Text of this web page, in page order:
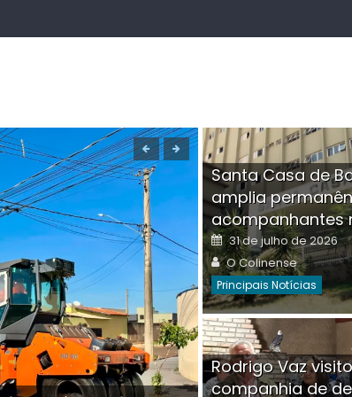
Boutique na
invadida por
Posted
30 de julho de 2026
Santa Casa de
amplia
acompanhantes
Posted
on
31 de julho de 2026
Author
O Colinense
Principais Notícias
Rodrigo Vaz
companhia de